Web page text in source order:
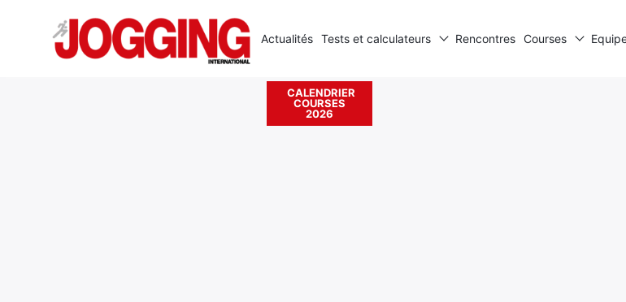
Actualités Tests et calculateurs Rencontres Courses
CALENDRIER
COURSES
2026
Rechercher